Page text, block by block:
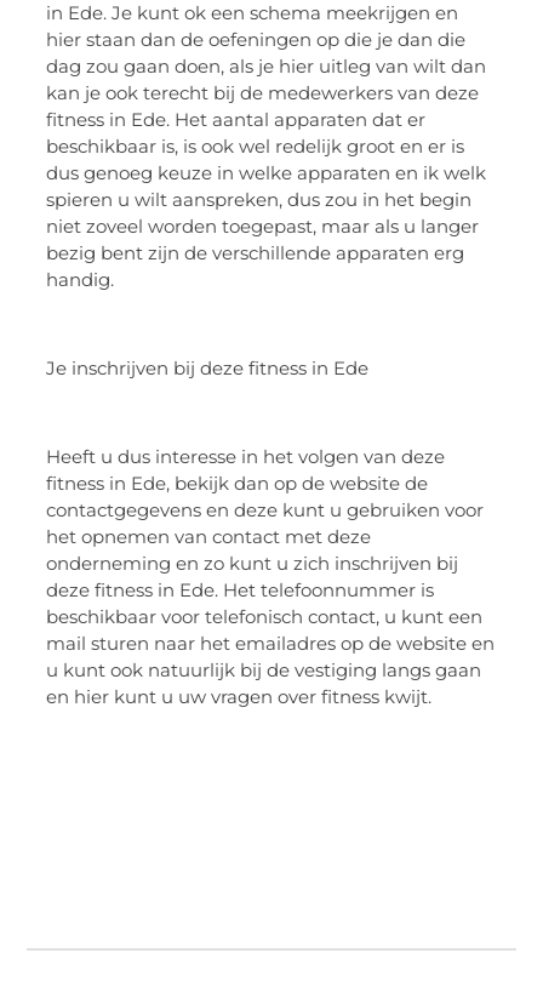
in Ede. Je kunt ok een schema meekrijgen en
hier staan dan de oefeningen op die je dan die
dag zou gaan doen, als je hier uitleg van wilt dan
kan je ook terecht bij de medewerkers van deze
fitness in Ede. Het aantal apparaten dat er
beschikbaar is, is ook wel redelijk groot en er is
dus genoeg keuze in welke apparaten en ik welk
spieren u wilt aanspreken, dus zou in het begin
niet zoveel worden toegepast, maar als u langer
bezig bent zijn de verschillende apparaten erg
handig.
Je inschrijven bij deze fitness in Ede
Heeft u dus interesse in het volgen van deze
fitness in Ede, bekijk dan op de website de
contactgegevens en deze kunt u gebruiken voor
het opnemen van contact met deze
onderneming en zo kunt u zich inschrijven bij
deze fitness in Ede. Het telefoonnummer is
beschikbaar voor telefonisch contact, u kunt een
mail sturen naar het emailadres op de website en
u kunt ook natuurlijk bij de vestiging langs gaan
en hier kunt u uw vragen over fitness kwijt.